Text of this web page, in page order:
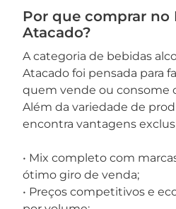
Por que comprar no
Atacado?
A categoria de bebidas
Atacado foi pensada para
quem vende ou consome
Além da variedade de
encontra vantagens
• Mix completo com
ótimo giro de venda;
• Preços competitivos e